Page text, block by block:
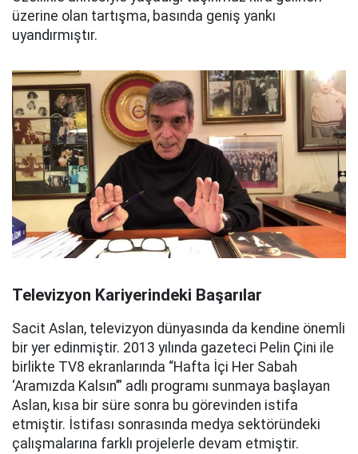
üzerine olan tartışma, basında geniş yankı
uyandırmıştır.
Televizyon Kariyerindeki Başarılar
Sacit Aslan, televizyon dünyasında da kendine önemli
bir yer edinmiştir. 2013 yılında gazeteci Pelin Çini ile
birlikte TV8 ekranlarında “Hafta İçi Her Sabah
‘Aramızda Kalsın’” adlı programı sunmaya başlayan
Aslan, kısa bir süre sonra bu görevinden istifa
etmiştir. İstifası sonrasında medya sektöründeki
çalışmalarına farklı projelerle devam etmiştir.